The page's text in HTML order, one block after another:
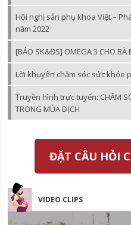
Hội nghị sản phụ khoa Việt –
năm 2022
[BÁO SK&ĐS] OMEGA 3 CHO
Lời khuyên chăm sóc sức khỏe
Truyền hình trực tuyến: CHĂM
TRONG MÙA DỊCH
ĐẶT CÂU HỎI
VIDEO CLIPS